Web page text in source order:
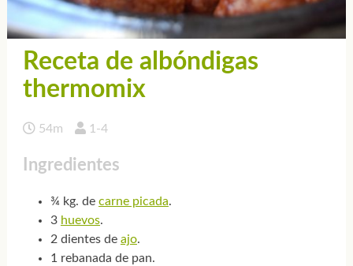
Receta de albóndigas
thermomix
54m 1-4
Ingredientes
¾ kg. de carne picada.
3 huevos.
2 dientes de ajo.
1 rebanada de pan.